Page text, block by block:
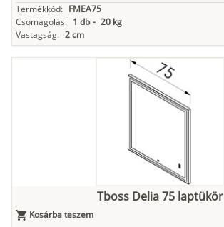
Termékkód: FMEA75
Csomagolás: 1 db - 20 kg
Vastagság: 2 cm
Tboss Delia 75 laptükör
Kosárba teszem